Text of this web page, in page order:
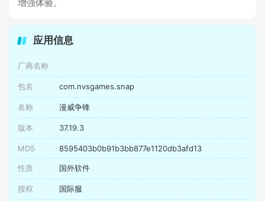
增强体验。
应用信息
厂商名称
包名 com.nvsgames.snap
名称 漫威争锋
版本 37.19.3
MD5 8595403b0b91b3bb877e1120db3afd13
性质 国外软件
授权 国际服